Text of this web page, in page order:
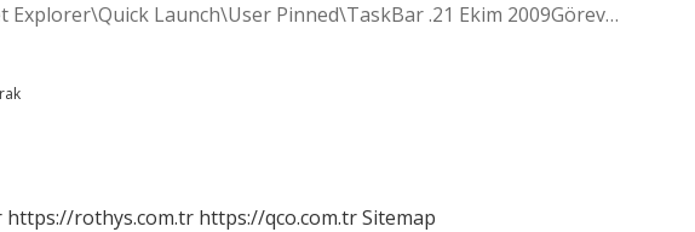
Launch\User Pinned\TaskBar .21 Ekim 2009Görev…
https://rothys.com.tr https://qco.com.trSitemap